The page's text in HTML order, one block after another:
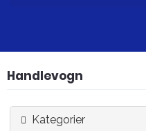
Handlevogn
Kategorier